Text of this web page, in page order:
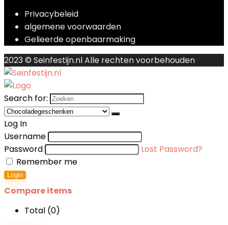
Privacybeleid
algemene voorwaarden
Gelieerde openbaarmaking
2023 © Seinfestijn.nl Alle rechten voorbehouden
Search for:
Log In
Username
Password
Lost Password?
Remember me
Login
Compare items
Total (0)